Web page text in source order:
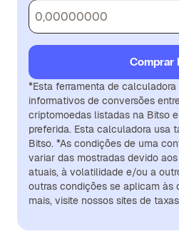
Comprar
*Esta ferramenta de
informativos de conversões
criptomoedas listadas na Bitso
preferida. Esta calculadora usa
Bitso. *As condições de uma
variar das mostradas devido
atuais, à volatilidade e/ou a
outras condições se aplicam às
mais, visite nossos sites de